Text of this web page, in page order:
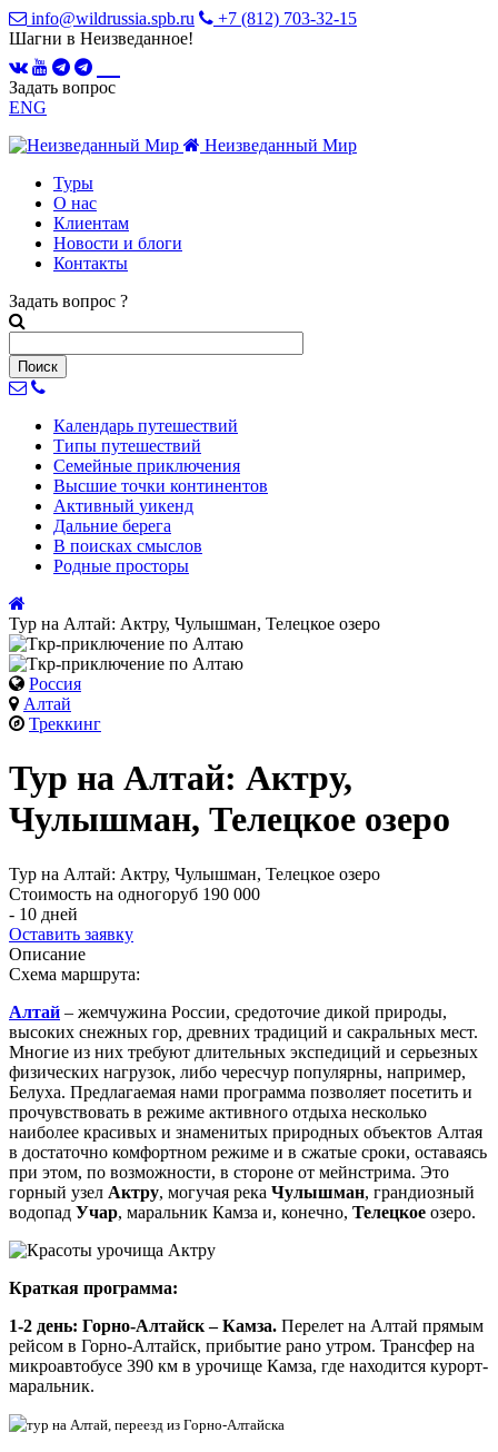
info@wildrussia.spb.ru
+7 (812) 703-32-15
Шагни в Неизведанное!
Задать вопрос
ENG
Неизведанный Мир
Туры
О нас
Клиентам
Новости и блоги
Контакты
Задать вопрос ?
Календарь путешествий
Типы путешествий
Семейные приключения
Высшие точки континентов
Активный уикенд
Дальние берега
В поисках смыслов
Родные просторы
Тур на Алтай: Актру, Чулышман, Телецкое озеро
Россия
Алтай
Треккинг
Тур на Алтай: Актру,
Чулышман, Телецкое озеро
Тур на Алтай: Актру, Чулышман, Телецкое озеро
Стоимость на одногоруб 190 000
- 10 дней
Оставить заявку
Описание
Схема маршрута:
Алтай – жемчужина России, средоточие дикой природы,
высоких снежных гор, древних традиций и сакральных мест.
Многие из них требуют длительных экспедиций и серьезных
физических нагрузок, либо чересчур популярны, например,
Белуха. Предлагаемая нами программа позволяет посетить и
прочувствовать в режиме активного отдыха несколько
наиболее красивых и знаменитых природных объектов Алтая
в достаточно комфортном режиме и в сжатые сроки, оставаясь
при этом, по возможности, в стороне от мейнстрима. Это
горный узел Актру, могучая река Чулышман, грандиозный
водопад Учар, маральник Камза и, конечно, Телецкое озеро.
Краткая программа:
1-2 день: Горно-Алтайск – Камза. Перелет на Алтай прямым
рейсом в Горно-Алтайск, прибытие рано утром. Трансфер на
микроавтобусе 390 км в урочище Камза, где находится курорт-
маральник.